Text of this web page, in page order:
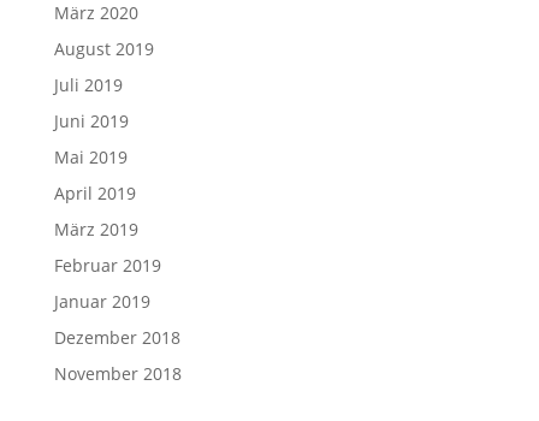
März 2020
August 2019
Juli 2019
Juni 2019
Mai 2019
April 2019
März 2019
Februar 2019
Januar 2019
Dezember 2018
November 2018